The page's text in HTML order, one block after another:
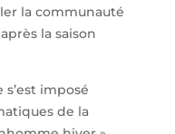
la communauté
la saison
imposé
de la